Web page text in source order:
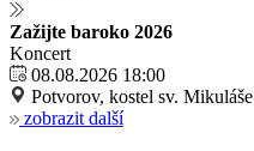
Zažijte baroko 2026
Koncert
08.08.2026 18:00
Potvorov, kostel sv. Mikuláše
zobrazit další